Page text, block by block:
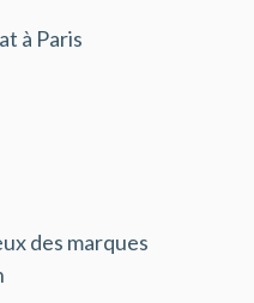
à Paris
des marques